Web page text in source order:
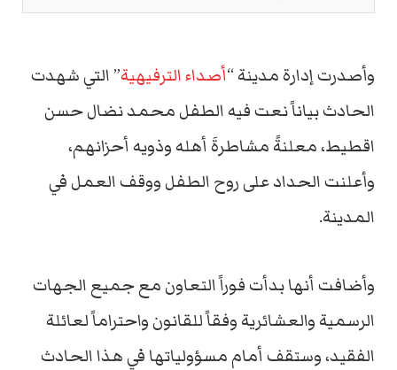
وأصدرت إدارة مدينة “أصداء الترفيهية” التي شهدت
الحادث بياناً نعت فيه الطفل محمد نضال حسن
اقطيط، معلنةً مشاطرةَ أهله وذويه أحزانهم،
وأعلنت الحداد على روح الطفل ووقف العمل في
المدينة.
وأضافت أنها بدأت فوراً التعاون مع جميع الجهات
الرسمية والعشائرية وفقاً للقانون واحتراماً لعائلة
الفقيد، وستقف أمام مسؤولياتها في هذا الحادث